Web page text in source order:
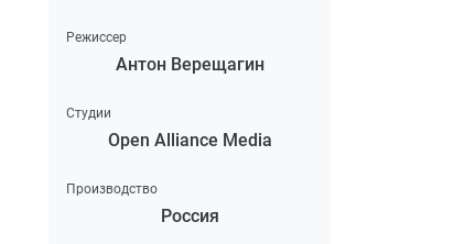
Режиссер
Антон Верещагин
Студии
Open Alliance Media
Производство
Россия